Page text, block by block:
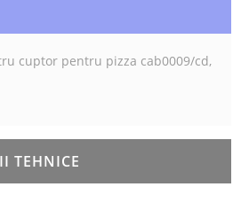
cuptor pentru pizza cab0009/cd,
TEHNICE